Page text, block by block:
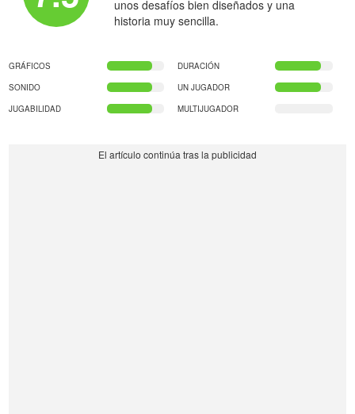
unos desafíos bien diseñados y una
historia muy sencilla.
GRÁFICOS
DURACIÓN
SONIDO
UN JUGADOR
JUGABILIDAD
MULTIJUGADOR